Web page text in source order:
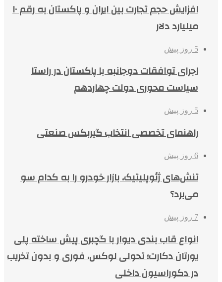
افزایش حجم تجارت بین ایران و پاکستان به رقم ۱۰
میلیارد دلار
5 روز پیش
اجرای توافقات دوجانبه با پاکستان در راستا
سیاست محوری دولت چهاردهم
5 روز پیش
راهنمای تخصصی انتخاب گیربکس صنعتی
6 روز پیش
تنش‌های ژئوپلیتیک، بازار خودرو را به کدام سو
می‌برد؟
7 روز پیش
انواع قاب بندی دیوار با گچبری پیش ساخته پلی
یورتان دکارت؛ تحولی لوکس، فوری و بدون تخریب
در دکوراسیون داخلی